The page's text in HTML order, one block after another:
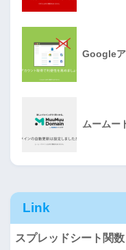
Googleア
ムームー
Link
スプレッドシート関数